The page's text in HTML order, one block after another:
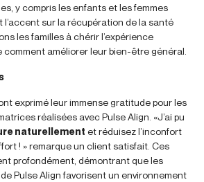
y compris les enfants et les femmes
sur la récupération de la santé
les familles à chérir l’expérience
comment améliorer leur bien-être général.
exprimé leur immense gratitude pour les
réalisées avec Pulse Align. «J’ai pu
naturellement et réduisez l’inconfort
! » remarque un client satisfait. Ces
profondément, démontrant que les
Pulse Align favorisent un environnement